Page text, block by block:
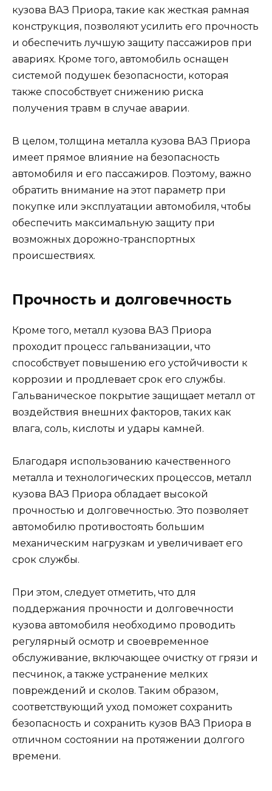
кузова ВАЗ Приора, такие как жесткая рамная
конструкция, позволяют усилить его прочность
и обеспечить лучшую защиту пассажиров при
авариях. Кроме того, автомобиль оснащен
системой подушек безопасности, которая
также способствует снижению риска
получения травм в случае аварии.
В целом, толщина металла кузова ВАЗ Приора
имеет прямое влияние на безопасность
автомобиля и его пассажиров. Поэтому, важно
обратить внимание на этот параметр при
покупке или эксплуатации автомобиля, чтобы
обеспечить максимальную защиту при
возможных дорожно-транспортных
происшествиях.
Прочность и долговечность
Кроме того, металл кузова ВАЗ Приора
проходит процесс гальванизации, что
способствует повышению его устойчивости к
коррозии и продлевает срок его службы.
Гальваническое покрытие защищает металл от
воздействия внешних факторов, таких как
влага, соль, кислоты и удары камней.
Благодаря использованию качественного
металла и технологических процессов, металл
кузова ВАЗ Приора обладает высокой
прочностью и долговечностью. Это позволяет
автомобилю противостоять большим
механическим нагрузкам и увеличивает его
срок службы.
При этом, следует отметить, что для
поддержания прочности и долговечности
кузова автомобиля необходимо проводить
регулярный осмотр и своевременное
обслуживание, включающее очистку от грязи и
песчинок, а также устранение мелких
повреждений и сколов. Таким образом,
соответствующий уход поможет сохранить
безопасность и сохранить кузов ВАЗ Приора в
отличном состоянии на протяжении долгого
времени.